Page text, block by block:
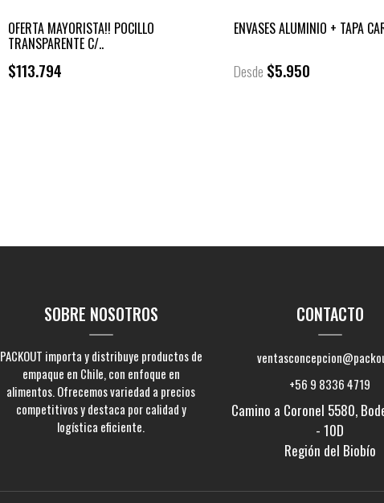
OFERTA MAYORISTA!! POCILLO
TRANSPARENTE C/..
$113.794
ENVASES ALUMINIO + TAPA
Desde $5.950
SOBRE NOSOTROS
PACKOUT importa y distribuye productos de
empaque en Chile, con enfoque en
alimentos. Ofrecemos variedad a precios
competitivos y destaca por calidad y
logística eficiente.
CONTACTO
+56 9 8336 4719
Camino a Coronel 5580,
- 10D
Región del Biobío